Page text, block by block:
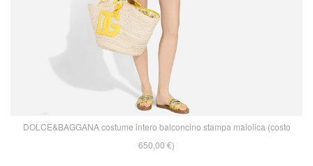
DOLCE&BAGGANA costume intero balconcino stampa maiolica (costo
650,00 €)